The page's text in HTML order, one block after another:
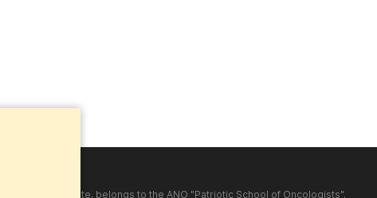
on the site, belongs to the ANO "Patriotic School of Oncologists".